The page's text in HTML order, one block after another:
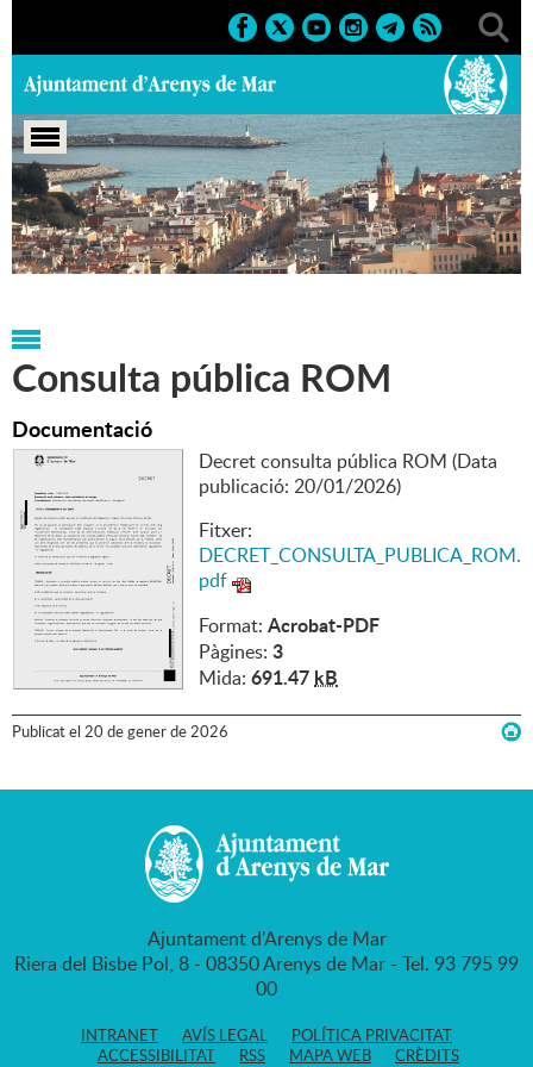
Portada > Tauler d'anuncis oficials > Anuncis
oficials > Tràmits administratius > 2026
Consulta pública ROM
Documentació
Decret consulta pública ROM (Data
publicació: 20/01/2026)
Fitxer:
DECRET_CONSULTA_PUBLICA_ROM.
pdf
Format: Acrobat-PDF
Pàgines: 3
Mida: 691.47 kB
Publicatel 20 degenerde2026
Ajuntament d'Arenys de Mar
Riera del Bisbe Pol, 8 - 08350 Arenys de Mar - Tel. 93 795 99
00
INTRANET AVÍS LEGAL
POLÍTICA PRIVACITAT
ACCESSIBILITAT
RSS MAPA WEB CRÈDITS